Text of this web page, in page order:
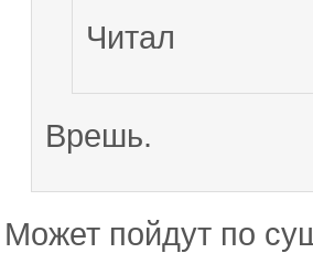
Читал
Врешь.
Может пойдут по